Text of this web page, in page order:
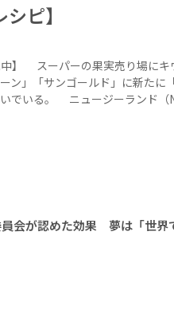
ピ】
中】 スーパーの果実売り場にキ
ン」「サンゴールド」に新たに
いでいる。 ニュージーランド
会が認めた効果 夢は「世界